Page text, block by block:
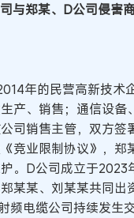
与郑某、D公司侵害
年的民营高新技术
产、销售；通信设备
司销售主管，双方签
竞业限制协议》，郑
。D公司成立于2023
某某、刘某某共同出
频电缆公司持续发生